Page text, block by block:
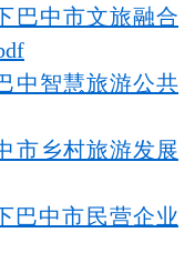
巴中市文旅融合
中智慧旅游公共
市乡村旅游发展
巴中市民营企业